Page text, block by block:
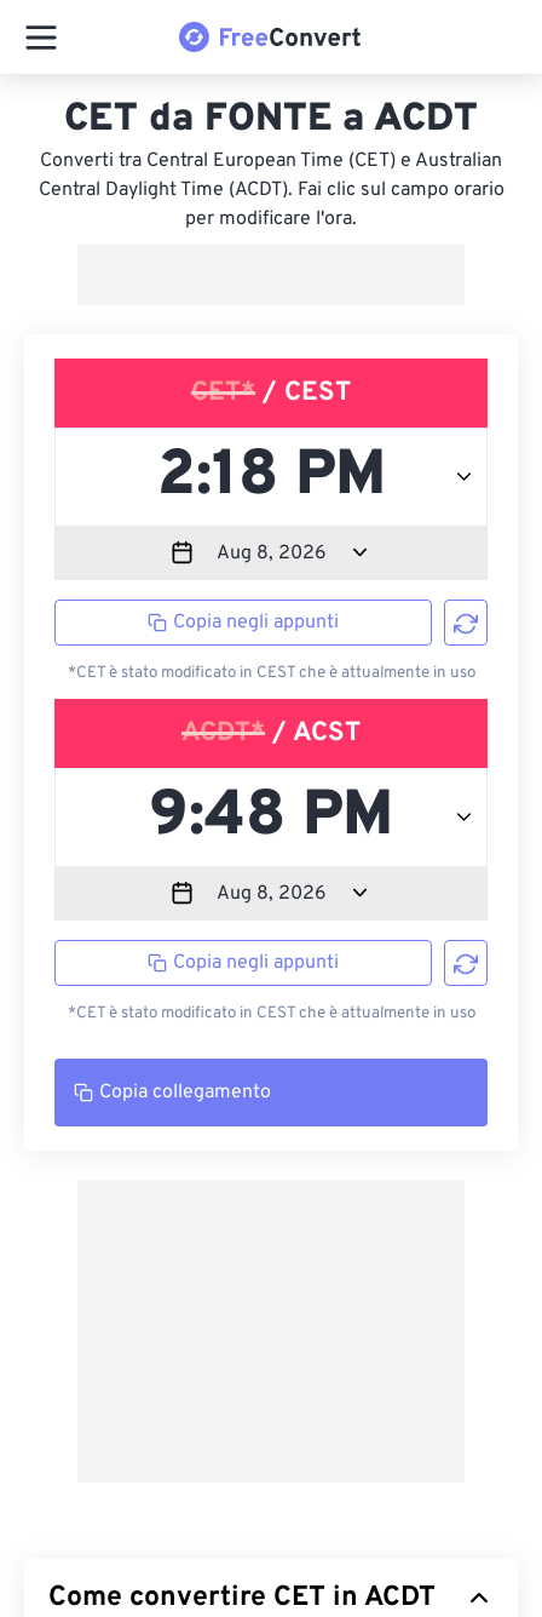
CET da FONTE a ACDT
Converti tra Central European Time (CET) e Australian
Central Daylight Time (ACDT). Fai clic sul campo orario
per modificare l'ora.
CET* / CEST
Copia negli appunti
*CET è stato modificato in CEST che è attualmente in uso
ACDT* / ACST
Copia negli appunti
*CET è stato modificato in CEST che è attualmente in uso
Copia collegamento
Come convertire CET in ACDT